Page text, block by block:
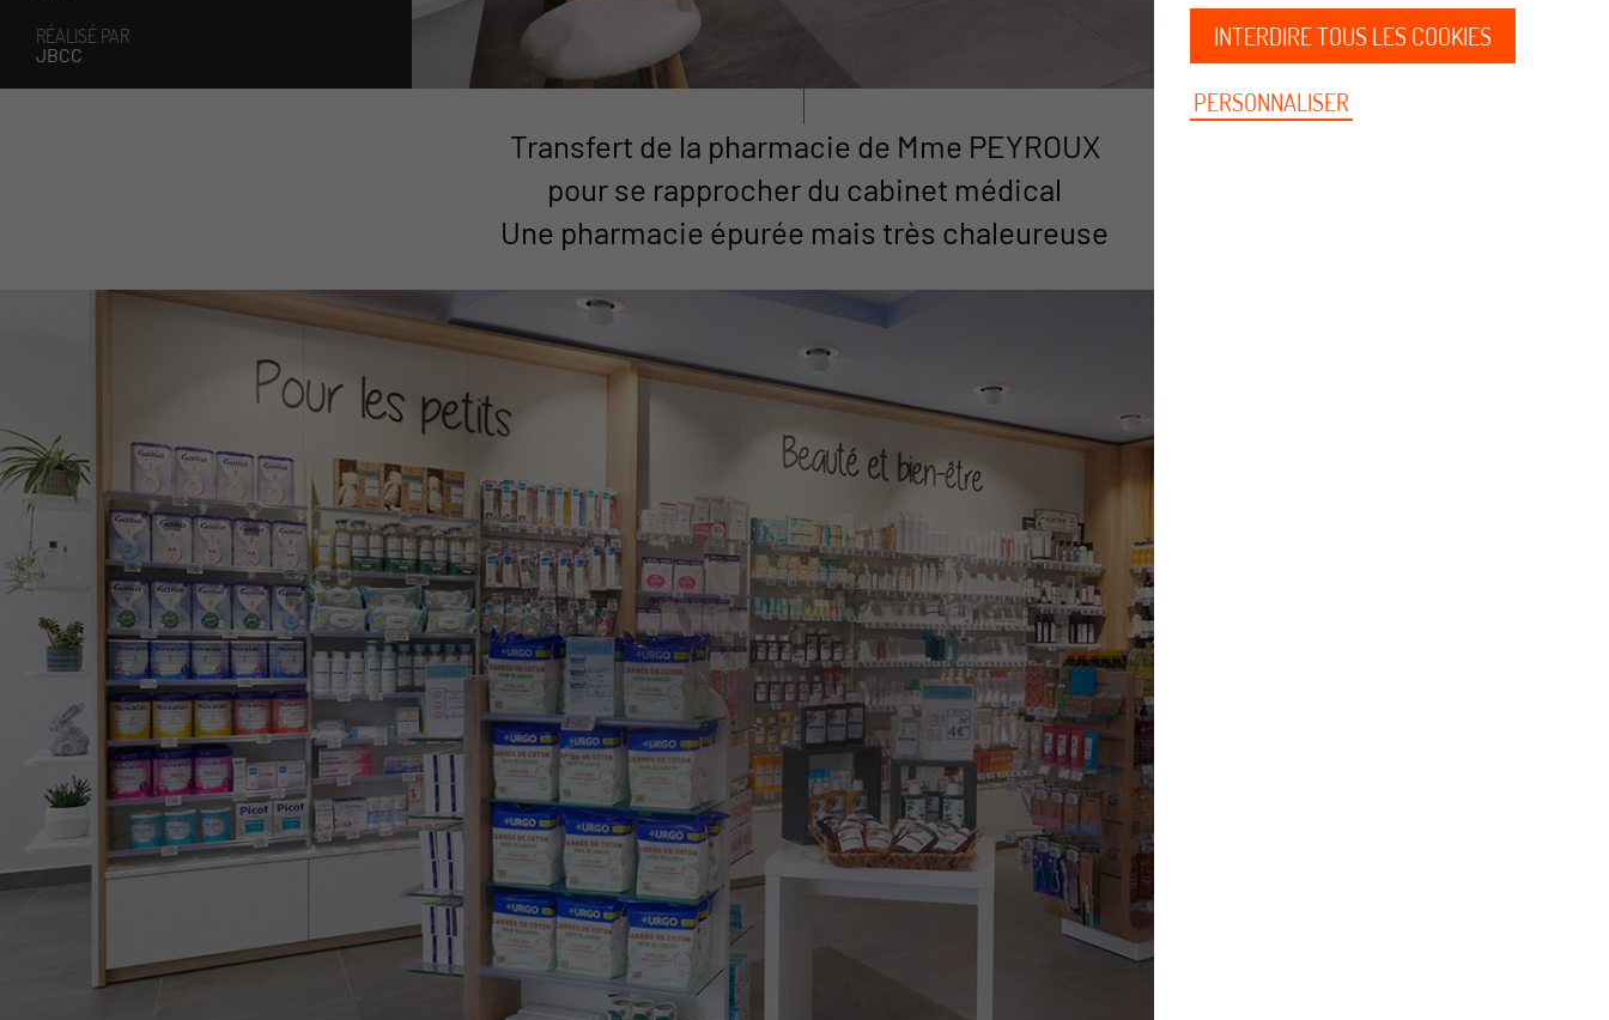
RÉALISÉ PAR
JBCC
Transfert de la pharmacie de Mme PEYROUX
pour se rapprocher du cabinet médical
Une pharmacie épurée mais très chaleureuse
INTERDIRE TOUS LES COOKIES
PERSONNALISER